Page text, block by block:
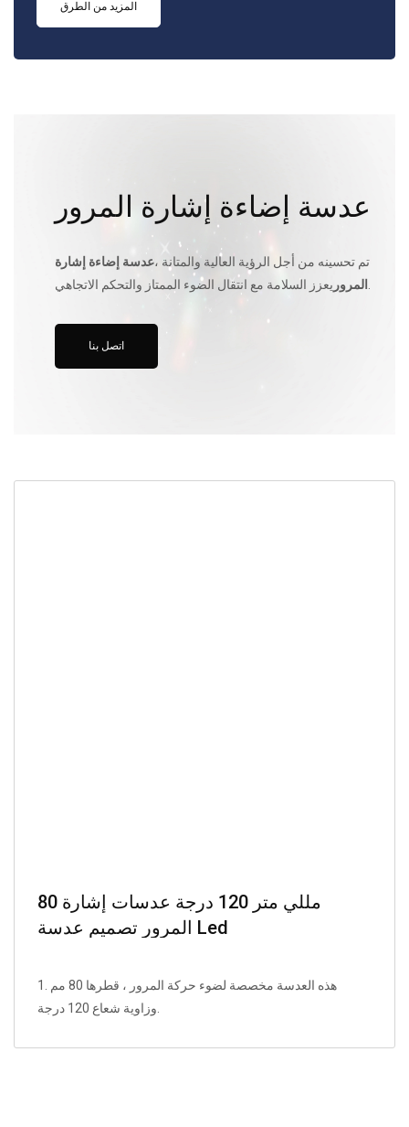
المزيد من الطرق
عدسة إضاءة إشارة المرور
تم تحسينه من أجل الرؤية العالية والمتانة ،عدسة إضاءة إشارة
المرور
اتصل بنا
80 مللي متر 120 درجة عدسات إشارة
المرور تصميم عدسة Led
1. هذه العدسة مخصصة لضوء حركة المرور ، قطرها 80 مم